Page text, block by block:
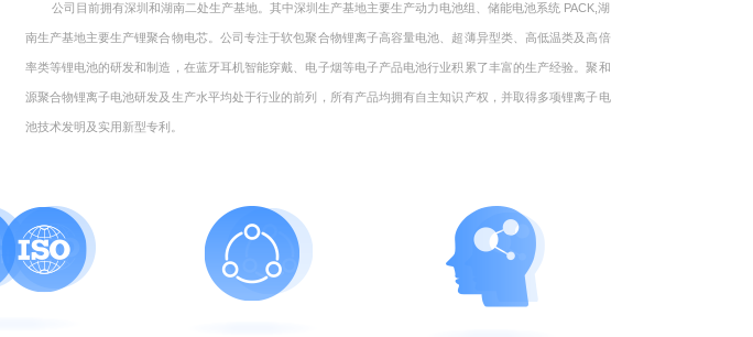
公司目前拥有深圳和湖南二处生产基地。其中深圳生产基地主要生产动力电池组、储能电池系统 PACK,湖
南生产基地主要生产锂聚合物电芯。公司专注于软包聚合物锂离子高容量电池、超薄异型类、高低温类及高倍
率类等锂电池的研发和制造，在蓝牙耳机智能穿戴、电子烟等电子产品电池行业积累了丰富的生产经验。聚和
源聚合物锂离子电池研发及生产水平均处于行业的前列，所有产品均拥有自主知识产权，并取得多项锂离子电
池技术发明及实用新型专利。